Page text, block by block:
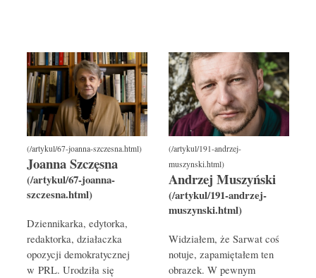
Joanna Szczęsna
Dziennikarka, edytorka,
redaktorka, działaczka
opozycji demokratycznej
w PRL. Urodziła się
Andrzej Muszyński
Widziałem, że Sarwat coś
notuje, zapamiętałem ten
obrazek. W pewnym